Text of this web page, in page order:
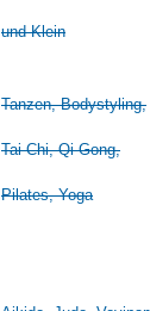
und Klein
Tanzen, Bodystyling,
Tai Chi, Qi Gong,
Pilates, Yoga